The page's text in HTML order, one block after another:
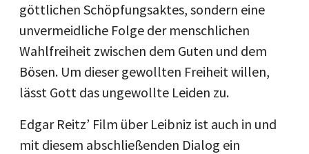
göttlichen Schöpfungsaktes, sondern eine
unvermeidliche Folge der menschlichen
Wahlfreiheit zwischen dem Guten und dem
Bösen. Um dieser gewollten Freiheit willen,
lässt Gott das ungewollte Leiden zu.
Edgar Reitz’ Film über Leibniz ist auch in und
mit diesem abschließenden Dialog ein